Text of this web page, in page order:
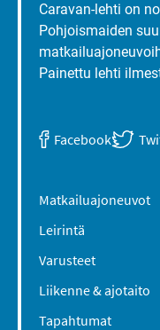
Caravan-lehti on
Pohjoismaiden
Painettu lehti
Facebook
Matkailuajoneuvot
Leirintä
Varusteet
Liikenne & ajotaito
Tapahtumat